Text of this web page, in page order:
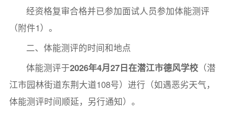
经资格复审合格并已参加面试人员参加体能测评
（附件1）。
二、体能测评的时间和地点
体能测评于2026年4月27日在潜江市德风学校 （潜
江市园林街道东荆大道108号）进行（如遇恶劣天气，
体能测评时间顺延，另行通知）。